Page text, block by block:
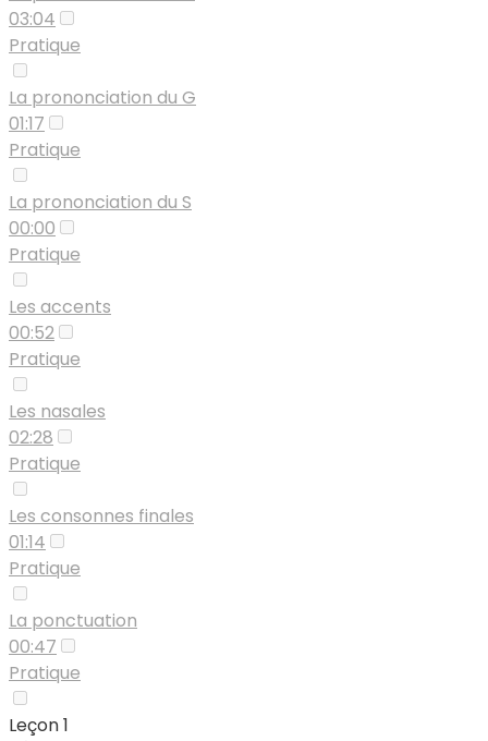
03:04
Pratique
La prononciation du G
01:17
Pratique
La prononciation du S
00:00
Pratique
Les accents
00:52
Pratique
Les nasales
02:28
Pratique
Les consonnes finales
01:14
Pratique
La ponctuation
00:47
Pratique
Leçon 1